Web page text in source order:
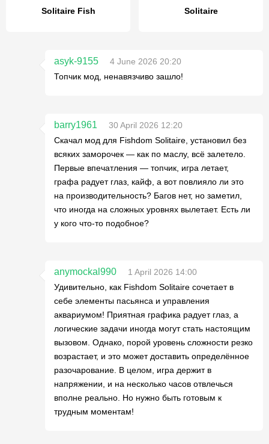
Solitaire Fish Solitaire
asyk-9155
4 June 2026 20:20
Топчик мод, ненавязчиво зашло!
barry1961
30 April 2026 12:20
Скачал мод для Fishdom Solitaire, установил без
всяких заморочек — как по маслу, всё залетело.
Первые впечатления — топчик, игра летает,
графа радует глаз, кайф, а вот повлияло ли это
на производительность? Багов нет, но заметил,
что иногда на сложных уровнях вылетает. Есть ли
у кого что-то подобное?
anymockal990
1 April 2026 14:00
Удивительно, как Fishdom Solitaire сочетает в
себе элементы пасьянса и управления
аквариумом! Приятная графика радует глаз, а
логические задачи иногда могут стать настоящим
вызовом. Однако, порой уровень сложности резко
возрастает, и это может доставить определённое
разочарование. В целом, игра держит в
напряжении, и на несколько часов отвлечься
вполне реально. Но нужно быть готовым к
трудным моментам!